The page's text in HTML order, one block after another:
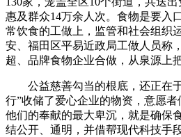
惠及群众14万余人次。食物是要入
常饮食的工做上，监管和社会组织
安、福田区平易近政局工做人员称
超、品牌食物企业合做，从泉源上
公益慈善勾当的根底，还正在于
行”收储了爱心企业的物资，意愿
他们的奉献的最大卑沉，就是确保
结公开、通明，并借帮现代科技手